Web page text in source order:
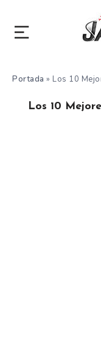
Portada » Los 10
Los 10